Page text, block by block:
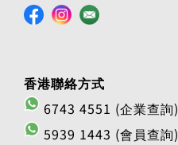
香港聯絡方式
6743 4551 (企業查詢)
5939 1443 (會員查詢)